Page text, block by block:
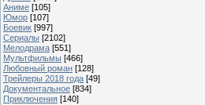
Аниме [105]
Юмор [107]
Боевик [997]
Сериалы [2102]
Мелодрама [551]
Мультфильмы [466]
Любовный роман [128]
Трейлеры 2018 года [49]
Документальное [834]
Приключения [140]